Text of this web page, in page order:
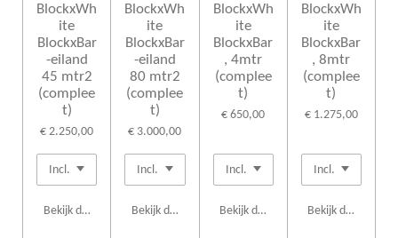
BlockxWh
ite
BlockxBar
-eiland
45 mtr2
(complee
t)
€ 2.250,00
Bekijk details
BlockxWh
ite
BlockxBar
-eiland
80 mtr2
(complee
t)
€ 3.000,00
Bekijk details
BlockxWh
ite
BlockxBar
, 4mtr
(complee
t)
€ 650,00
Bekijk details
BlockxWh
ite
BlockxBar
, 8mtr
(complee
t)
€ 1.275,00
Bekijk details